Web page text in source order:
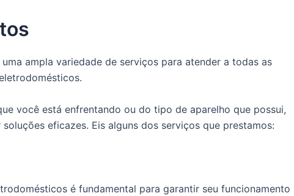
ampla variedade de serviços para atender a todas as
você está enfrentando ou do tipo de aparelho que possui,
eficazes. Eis alguns dos serviços que prestamos:
é fundamental para garantir seu funcionamento